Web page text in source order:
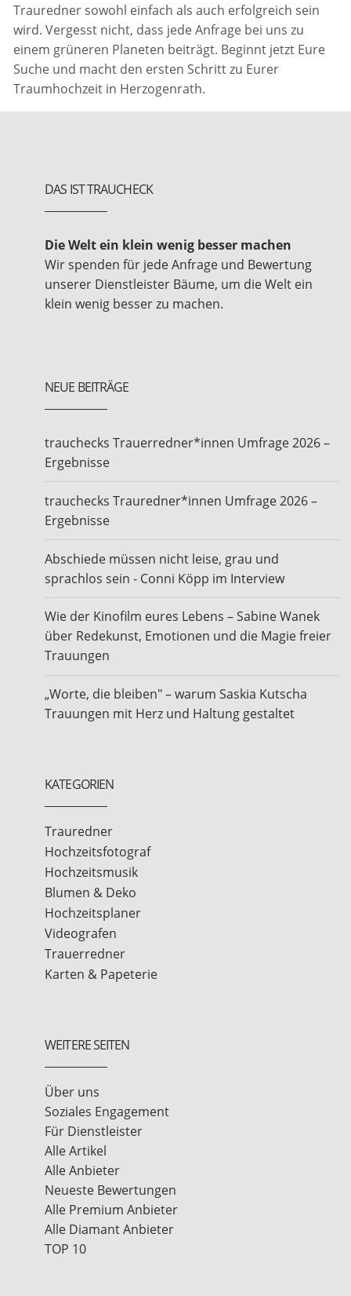
Trauredner sowohl einfach als auch erfolgreich sein
wird. Vergesst nicht, dass jede Anfrage bei uns zu
einem grüneren Planeten beiträgt. Beginnt jetzt Eure
Suche und macht den ersten Schritt zu Eurer
Traumhochzeit in Herzogenrath.
DAS IST TRAUCHECK
Die Welt ein klein wenig besser machen
Wir spenden für jede Anfrage und Bewertung
unserer Dienstleister Bäume, um die Welt ein
klein wenig besser zu machen.
NEUE BEITRÄGE
trauchecks Trauerredner*innen Umfrage 2026 –
Ergebnisse
trauchecks Trauredner*innen Umfrage 2026 –
Ergebnisse
Abschiede müssen nicht leise, grau und
sprachlos sein - Conni Köpp im Interview
Wie der Kinofilm eures Lebens – Sabine Wanek
über Redekunst, Emotionen und die Magie freier
Trauungen
„Worte, die bleiben" – warum Saskia Kutscha
Trauungen mit Herz und Haltung gestaltet
KATEGORIEN
Trauredner
Hochzeitsfotograf
Hochzeitsmusik
Blumen & Deko
Hochzeitsplaner
Videografen
Trauerredner
Karten & Papeterie
WEITERE SEITEN
Über uns
Soziales Engagement
Für Dienstleister
Alle Artikel
Alle Anbieter
Neueste Bewertungen
Alle Premium Anbieter
Alle Diamant Anbieter
TOP 10